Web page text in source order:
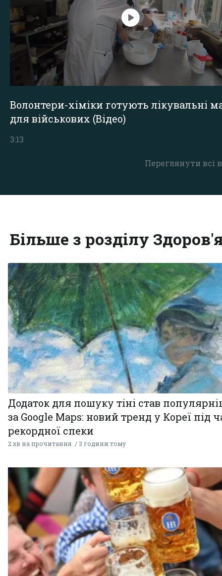
Переглянути всі
Волонтери-хіміки готують лікувальні
для військових (Відео)
3:13
Більше з розділу
Додаток для пошуку тіні став
за Google Maps: новий тренд у Кореї під
рекордної спеки
2 хв на прочитання 3 години тому